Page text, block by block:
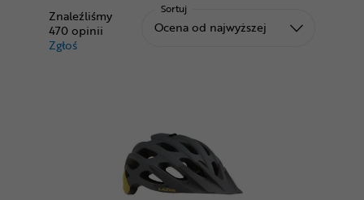
Nowości
Superoferta
Znaleźliśmy
470opinii
Zgłoś
Sortuj
Sortuj od
Ocena od najwyższej